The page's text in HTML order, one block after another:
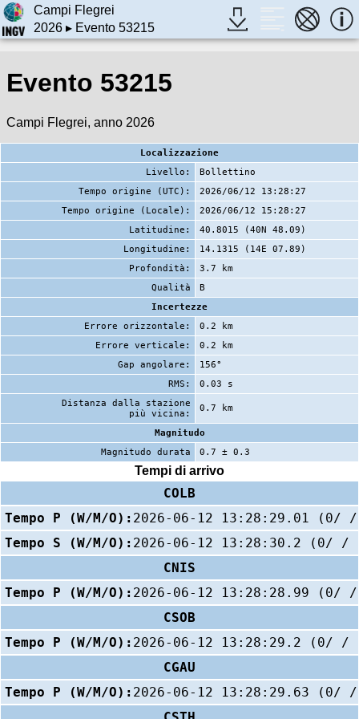
Campi Flegrei
2026▸ Evento 53215
Evento 53215
Campi Flegrei, anno 2026
Localizzazione
Livello:
Bollettino
Tempo origine (UTC):
2026/06/12 13:28:27
Tempo origine (Locale):
2026/06/12 15:28:27
Latitudine:
40.8015 (40N 48.09)
Longitudine:
14.1315 (14E 07.89)
Profondità:
3.7 km
Qualità
B
Incertezze
Errore orizzontale:
0.2 km
Errore verticale:
0.2 km
Gap angolare:
156°
RMS:
0.03 s
Distanza dalla stazione
più vicina:
0.7 km
Magnitudo
Magnitudo durata
0.7 ± 0.3
Tempi di arrivo
COLB
Tempo P (W/M/O): 2026-06-12 13:28:29.01 (0/
Tempo S (W/M/O): 2026-06-12 13:28:30.2 (0/ /
CNIS
Tempo P (W/M/O): 2026-06-12 13:28:28.99 (0/
CSOB
Tempo P (W/M/O): 2026-06-12 13:28:29.2 (0/ /
CGAU
Tempo P (W/M/O): 2026-06-12 13:28:29.63 (0/